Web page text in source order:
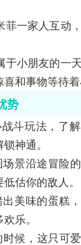
菲一家人互动
于小朋友的一
和事物等待着
势
斗玩法，了
神通。
景沿途冒险
估你的敌人。
美味的蛋糕
乐。
候，这只可